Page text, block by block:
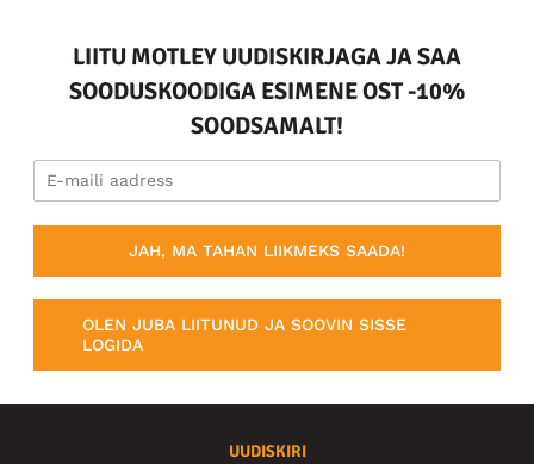
LIITU MOTLEY UUDISKIRJAGA JA SAA
SOODUSKOODIGA ESIMENE OST -10%
SOODSAMALT!
JAH, MA TAHAN LIIKMEKS SAADA!
OLEN JUBA LIITUNUD JA SOOVIN SISSE
LOGIDA
UUDISKIRI